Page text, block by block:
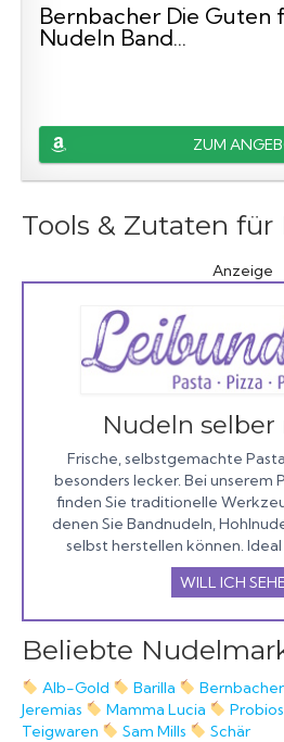
Bernbacher Die Guten
Nudeln Band...
ZUM
Tools & Zutaten für
Anzeige
Nudeln selber
Frische, selbstgemachte
besonders lecker. Bei unserem
finden Sie traditionelle
denen Sie Bandnudeln,
selbst herstellen können. Ideal
WILL ICH
Beliebte
Alb-Gold Barilla Bernbacher
Jeremias
Mamma Lucia Probios
Teigwaren
Sam Mills Schär